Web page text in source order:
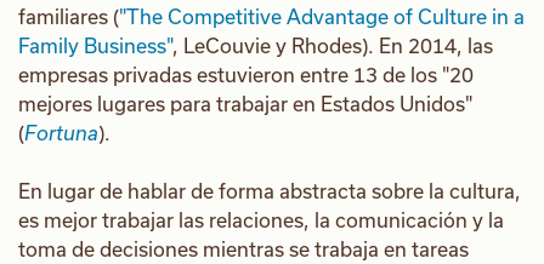
familiares ("The Competitive Advantage of Culture in a
Family Business", LeCouvie y Rhodes). En 2014, las
empresas privadas estuvieron entre 13 de los "20
mejores lugares para trabajar en Estados Unidos"
(Fortuna).
En lugar de hablar de forma abstracta sobre la cultura,
es mejor trabajar las relaciones, la comunicación y la
toma de decisiones mientras se trabaja en tareas